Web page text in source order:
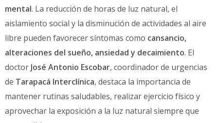
mental. La reducción de horas de luz natural, el
aislamiento social y la disminución de actividades al aire
libre pueden favorecer síntomas como cansancio,
alteraciones del sueño, ansiedad y decaimiento. El
doctor José Antonio Escobar, coordinador de urgencias
de Tarapacá Interclínica, destaca la importancia de
mantener rutinas saludables, realizar ejercicio físico y
aprovechar la exposición a la luz natural siempre que